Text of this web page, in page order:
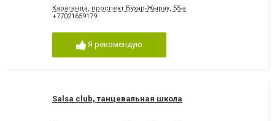
Караганда, проспект Бухар-Жырау, 55-а
+77021659179
Я рекомендую
Salsa club, танцевальная школа